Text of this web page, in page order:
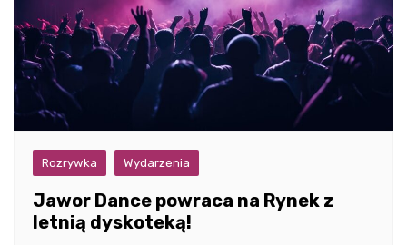
Rozrywka Wydarzenia
Jawor Dance powraca na Rynek z
letnią dyskoteką!